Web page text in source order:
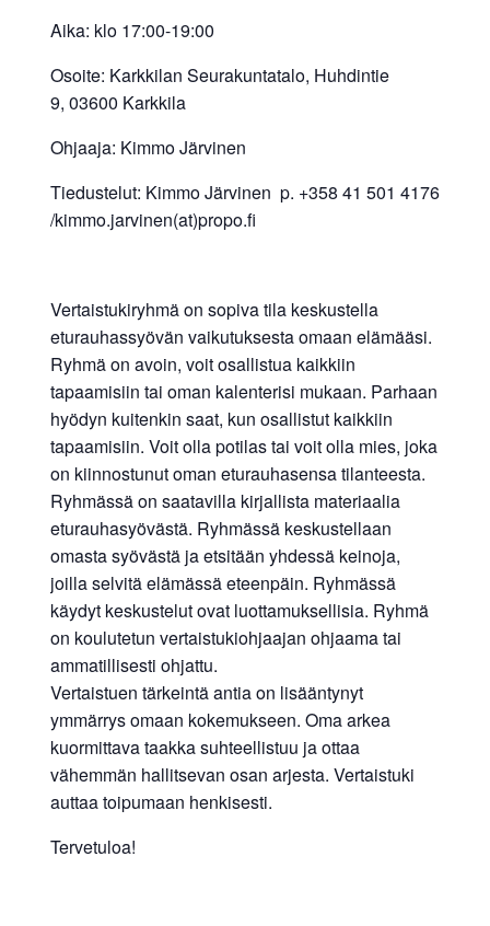
Aika: klo 17:00-19:00
Osoite: Karkkilan Seurakuntatalo, Huhdintie
9, 03600 Karkkila
Ohjaaja: Kimmo Järvinen
Tiedustelut: Kimmo Järvinen p. +358 41 501 4176
/kimmo.jarvinen(at)propo.fi
Vertaistukiryhmä on sopiva tila keskustella
eturauhassyövän vaikutuksesta omaan elämääsi.
Ryhmä on avoin, voit osallistua kaikkiin
tapaamisiin tai oman kalenterisi mukaan. Parhaan
hyödyn kuitenkin saat, kun osallistut kaikkiin
tapaamisiin. Voit olla potilas tai voit olla mies, joka
on kiinnostunut oman eturauhasensa tilanteesta.
Ryhmässä on saatavilla kirjallista materiaalia
eturauhasyövästä. Ryhmässä keskustellaan
omasta syövästä ja etsitään yhdessä keinoja,
joilla selvitä elämässä eteenpäin. Ryhmässä
käydyt keskustelut ovat luottamuksellisia. Ryhmä
on koulutetun vertaistukiohjaajan ohjaama tai
ammatillisesti ohjattu.
Vertaistuen tärkeintä antia on lisääntynyt
ymmärrys omaan kokemukseen. Oma arkea
kuormittava taakka suhteellistuu ja ottaa
vähemmän hallitsevan osan arjesta. Vertaistuki
auttaa toipumaan henkisesti.
Tervetuloa!